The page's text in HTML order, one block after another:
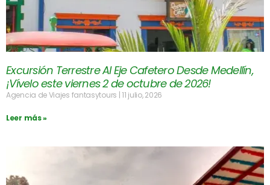
Excursión Terrestre Al Eje Cafetero Desde Medellín,
¡Vívelo este viernes 2 de octubre de 2026!
Agencia de Viajes fantasytours 11 julio, 2026
Leer más »